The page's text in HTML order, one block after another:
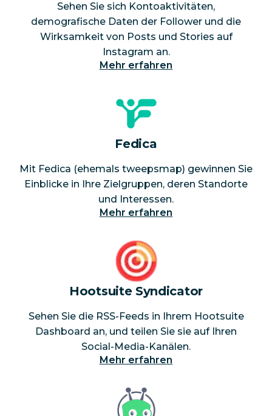
Sehen Sie sich Kontoaktivitäten,
demografische Daten der Follower und die
Wirksamkeit von Posts und Stories auf
Instagram an.
Mehr erfahren
Fedica
Mit Fedica (ehemals tweepsmap) gewinnen Sie
Einblicke in Ihre Zielgruppen, deren Standorte
und Interessen.
Mehr erfahren
Hootsuite Syndicator
Sehen Sie die RSS-Feeds in Ihrem Hootsuite
Dashboard an, und teilen Sie sie auf Ihren
Social-Media-Kanälen.
Mehr erfahren